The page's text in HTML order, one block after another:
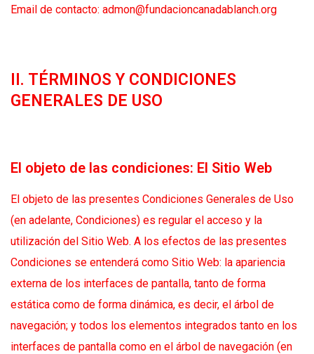
Email de contacto: admon@fundacioncanadablanch.org
II. TÉRMINOS Y CONDICIONES
GENERALES DE USO
El objeto de las condiciones: El Sitio Web
El objeto de las presentes Condiciones Generales de Uso
(en adelante, Condiciones) es regular el acceso y la
utilización del Sitio Web. A los efectos de las presentes
Condiciones se entenderá como Sitio Web: la apariencia
externa de los interfaces de pantalla, tanto de forma
estática como de forma dinámica, es decir, el árbol de
navegación; y todos los elementos integrados tanto en los
interfaces de pantalla como en el árbol de navegación (en